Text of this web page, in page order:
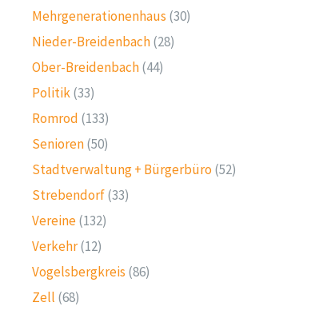
Mehrgenerationenhaus (30)
Nieder-Breidenbach(28)
Ober-Breidenbach(44)
Politik(33)
Romrod (133)
Senioren(50)
Stadtverwaltung + Bürgerbüro (52)
Strebendorf(33)
Vereine(132)
Verkehr(12)
Vogelsbergkreis (86)
Zell (68)